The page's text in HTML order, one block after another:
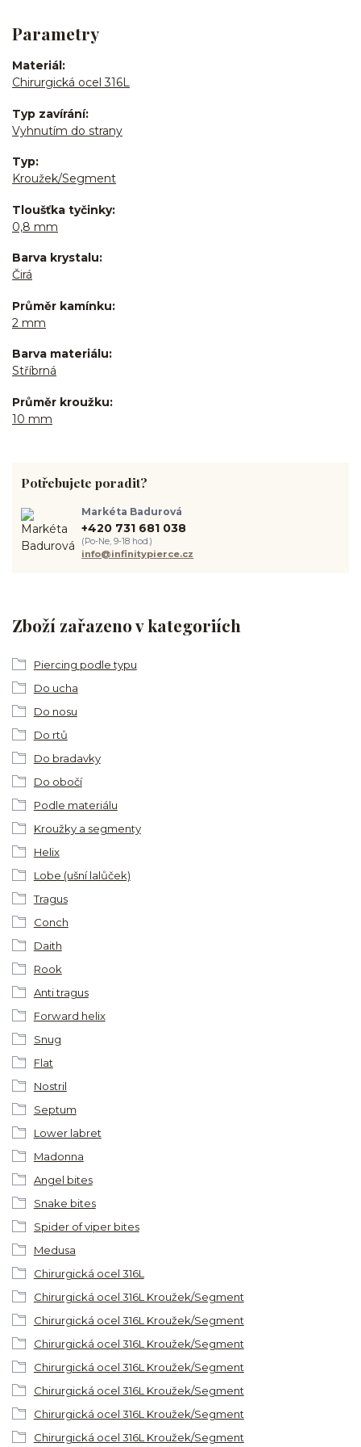
Parametry
Materiál
Chirurgická ocel 316L
Typ zavírání
Vyhnutím do strany
Typ
Kroužek/Segment
Tloušťka tyčinky
0,8 mm
Barva krystalu
Čirá
Průměr kamínku
2 mm
Barva materiálu
Stříbrná
Průměr kroužku
10 mm
Zboží zařazeno v kategoriích
Piercing podle typu
Do ucha
Do nosu
Do rtů
Do bradavky
Do obočí
Podle materiálu
Kroužky a segmenty
Helix
Lobe (ušní lalůček)
Tragus
Conch
Daith
Rook
Anti tragus
Forward helix
Snug
Flat
Nostril
Septum
Lower labret
Madonna
Angel bites
Snake bites
Spider of viper bites
Medusa
Chirurgická ocel 316L
Chirurgická ocel 316L Kroužek/Segment
Chirurgická ocel 316L Kroužek/Segment
Chirurgická ocel 316L Kroužek/Segment
Chirurgická ocel 316L Kroužek/Segment
Chirurgická ocel 316L Kroužek/Segment
Chirurgická ocel 316L Kroužek/Segment
Chirurgická ocel 316L Kroužek/Segment
Potřebujete poradit?
Markéta Badurová
+420 731 681 038
(Po-Ne, 9-18 hod.)
info@infinitypierce.cz